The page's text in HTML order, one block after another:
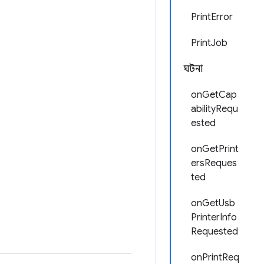
PrintError
PrintJob
ঘটনা
onGetCap
abilityRequ
ested
onGetPrint
ersReques
ted
onGetUsb
PrinterInfo
Requested
onPrintReq